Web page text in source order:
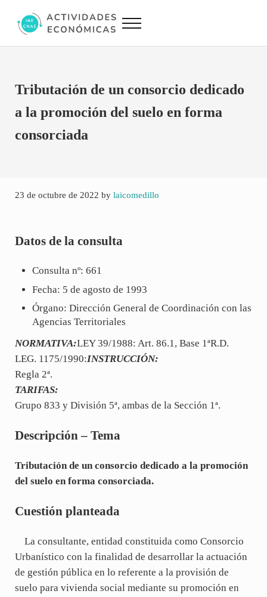
Actividades Económicas IAE CNAE
Menu
Tributación de un consorcio dedicado
a la promoción del suelo en forma
consorciada
23 de octubre de 2022 by laicomedillo
Datos de la consulta
Consulta nº: 661
Fecha: 5 de agosto de 1993
Órgano: Dirección General de Coordinación con las
Agencias Territoriales
NORMATIVA:LEY 39/1988: Art. 86.1, Base 1ªR.D.
LEG. 1175/1990:INSTRUCCIÓN:
Regla 2ª.
TARIFAS:
Grupo 833 y División 5ª, ambas de la Sección 1ª.
Descripción – Tema
Tributación de un consorcio dedicado a la promoción
del suelo en forma consorciada.
Cuestión planteada
La consultante, entidad constituida como Consorcio
Urbanístico con la finalidad de desarrollar la actuación
de gestión pública en lo referente a la provisión de
suelo para vivienda social mediante su promoción en